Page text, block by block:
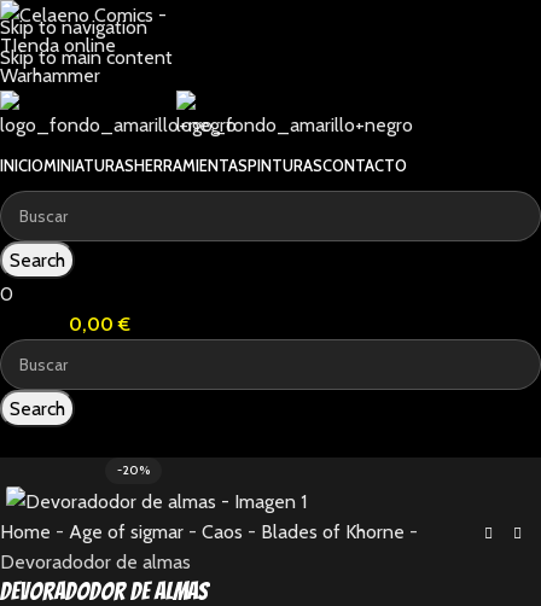
Skip to navigation
Skip to main content
INICIOMINIATURASHERRAMIENTASPINTURASCONTACTO
Search
0
0,00€
Search
-20%
Home - Age of sigmar - Caos - Blades of Khorne -
Devoradodor de almas
Devoradodor de almas